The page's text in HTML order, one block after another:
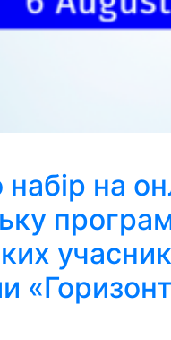
набір на
«Горизонт